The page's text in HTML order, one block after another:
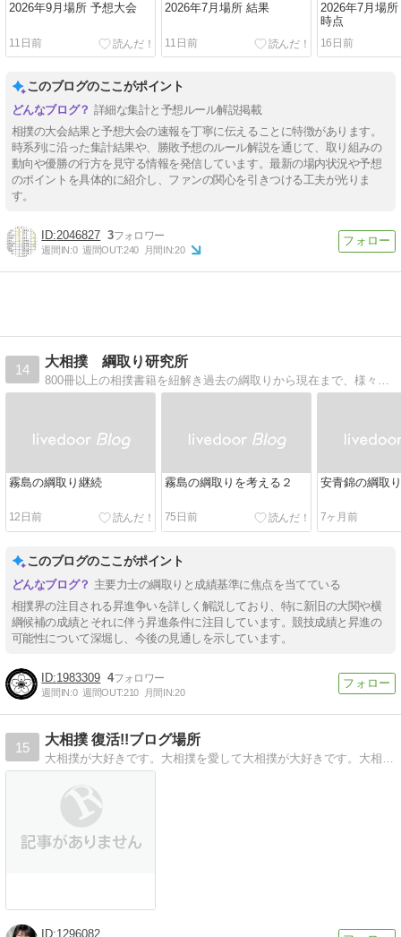
2026年9月場所 予想大会
11日前
2026年7月場所 結果
11日前
2026年7月場
時点
16日前
このブログのここがポイント
詳細な集計と予想ルール解説掲載
相撲の大会結果と予想大会の速報を丁寧に伝えることに特徴があります。
時系列に沿った集計結果や、勝敗予想のルール解説を通じて、取り組みの
動向や優勝の行方を見守る情報を発信しています。最新の場内状況や予想
のポイントを具体的に紹介し、ファンの関心を引きつける工夫が光りま
す。
2046827 3
週間IN:0 週間OUT:240 月間IN:20
14
大相撲 綱取り研究所
800冊以上の相撲書籍を紐解き過去の綱取りから現在まで、様々な大関の綱取りを研究・紹介していきます。
霧島の綱取り継続
12日前
霧島の綱取りを考える２
75日前
安青錦の綱取
7ヶ月前
このブログのここがポイント
主要力士の綱取りと成績基準に焦点を当てている
相撲界の注目される昇進争いを詳しく解説しており、特に新旧の大関や横
綱候補の成績とそれに伴う昇進条件に注目しています。競技成績と昇進の
可能性について深堀し、今後の見通しを示しています。
1983309 4
週間IN:0 週間OUT:210 月間IN:20
15
大相撲 復活!!ブログ場所
1296082